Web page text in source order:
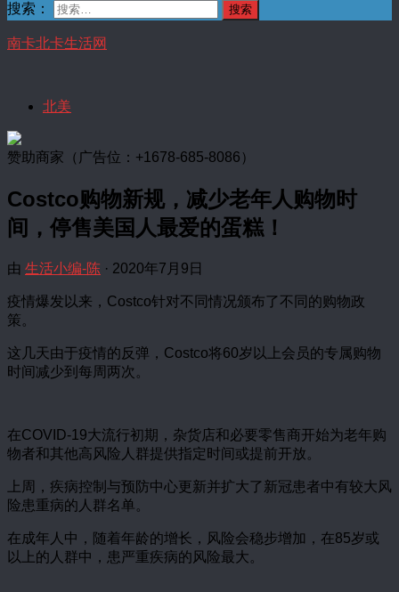
搜索：
南卡北卡生活网
北美
赞助商家（广告位：+1678-685-8086）
Costco购物新规，减少老年人购物时
间，停售美国人最爱的蛋糕！
由 生活小编-陈 · 2020年7月9日
疫情爆发以来，Costco针对不同情况颁布了不同的购物政
策。
这几天由于疫情的反弹，Costco将60岁以上会员的专属购物
时间减少到每周两次。
在COVID-19大流行初期，杂货店和必要零售商开始为老年购
物者和其他高风险人群提供指定时间或提前开放。
上周，疾病控制与预防中心更新并扩大了新冠患者中有较大风
险患重病的人群名单。
在成年人中，随着年龄的增长，风险会稳步增加，在85岁或
以上的人群中，患严重疾病的风险最大。